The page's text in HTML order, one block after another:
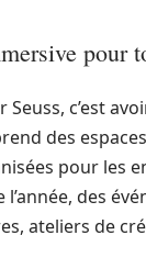
pour
c’est
des
pour les
l’année, des
ateliers de